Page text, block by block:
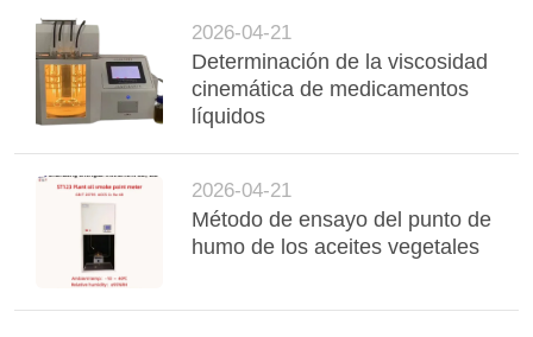
2026-04-21
Determinación de la viscosidad
cinemática de medicamentos
líquidos
2026-04-21
Método de ensayo del punto de
humo de los aceites vegetales